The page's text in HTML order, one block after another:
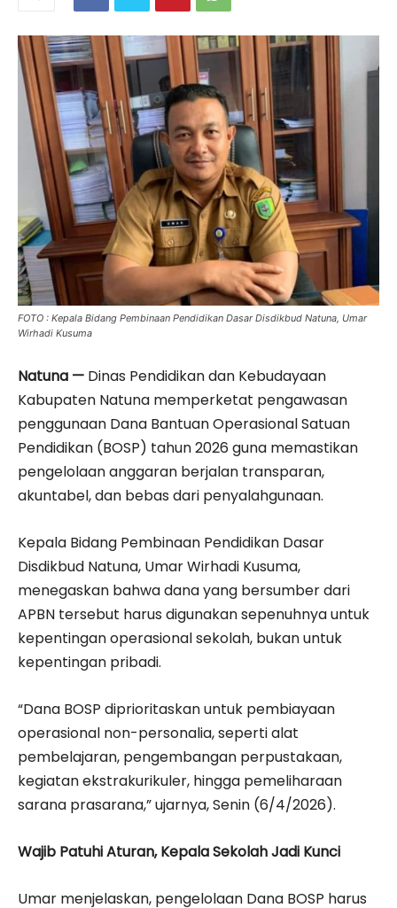
FOTO : Kepala Bidang Pembinaan Pendidikan Dasar Disdikbud Natuna, Umar
Wirhadi Kusuma
Natuna — Dinas Pendidikan dan Kebudayaan
Kabupaten Natuna memperketat pengawasan
penggunaan Dana Bantuan Operasional Satuan
Pendidikan (BOSP) tahun 2026 guna memastikan
pengelolaan anggaran berjalan transparan,
akuntabel, dan bebas dari penyalahgunaan.
Kepala Bidang Pembinaan Pendidikan Dasar
Disdikbud Natuna, Umar Wirhadi Kusuma,
menegaskan bahwa dana yang bersumber dari
APBN tersebut harus digunakan sepenuhnya untuk
kepentingan operasional sekolah, bukan untuk
kepentingan pribadi.
“Dana BOSP diprioritaskan untuk pembiayaan
operasional non-personalia, seperti alat
pembelajaran, pengembangan perpustakaan,
kegiatan ekstrakurikuler, hingga pemeliharaan
sarana prasarana,” ujarnya, Senin (6/4/2026).
Wajib Patuhi Aturan, Kepala Sekolah Jadi Kunci
Umar menjelaskan, pengelolaan Dana BOSP harus